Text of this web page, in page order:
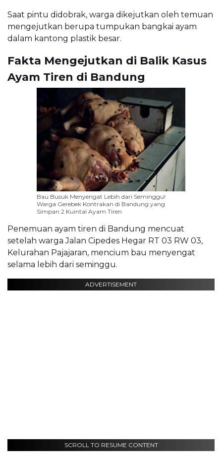
Saat pintu didobrak, warga dikejutkan oleh temuan
mengejutkan berupa tumpukan bangkai ayam
dalam kantong plastik besar.
Fakta Mengejutkan di Balik Kasus
Ayam Tiren di Bandung
Bau Busuk Menyengat Lebih dari Seminggu!
Warga Gerebek Kontrakan di Bandung yang
Simpan 2 Kuintal Ayam Tiren
Penemuan ayam tiren di Bandung mencuat
setelah warga Jalan Cipedes Hegar RT 03 RW 03,
Kelurahan Pajajaran, mencium bau menyengat
selama lebih dari seminggu.
ADVERTISEMENT
SCROLL TO RESUME CONTENT